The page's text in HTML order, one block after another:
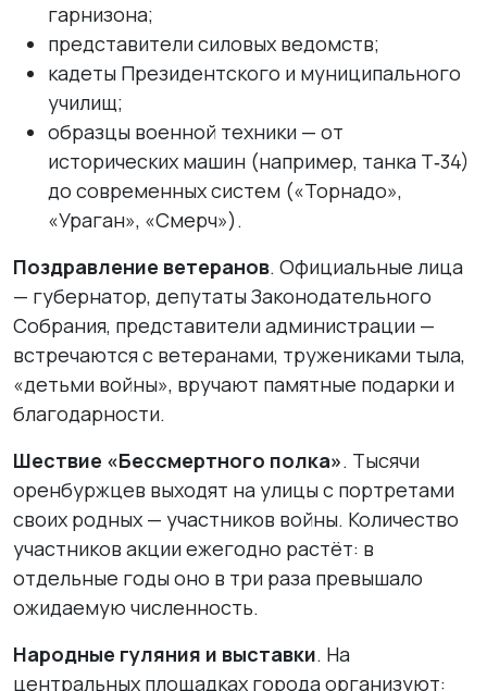
гарнизона;
представители силовых ведомств;
кадеты Президентского и муниципального
училищ;
образцы военной техники — от
исторических машин (например, танка Т‑34)
до современных систем («Торнадо»,
«Ураган», «Смерч»).
Поздравление ветеранов. Официальные лица
— губернатор, депутаты Законодательного
Собрания, представители администрации —
встречаются с ветеранами, тружениками тыла,
«детьми войны», вручают памятные подарки и
благодарности.
Шествие «Бессмертного полка». Тысячи
оренбуржцев выходят на улицы с портретами
своих родных — участников войны. Количество
участников акции ежегодно растёт: в
отдельные годы оно в три раза превышало
ожидаемую численность.
Народные гуляния и выставки. На
центральных площадках города организуют: